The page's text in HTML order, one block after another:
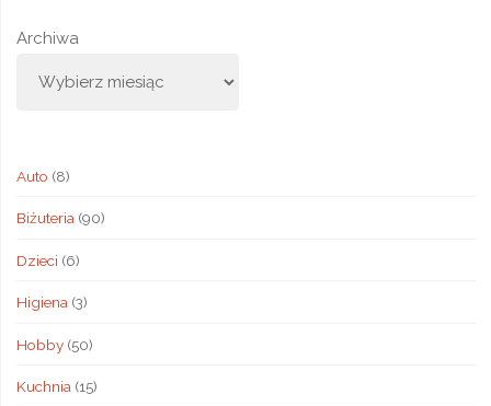
Archiwa
Auto (8)
Biżuteria (90)
Dzieci (6)
Higiena (3)
Hobby(50)
Kuchnia (15)